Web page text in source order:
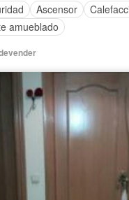
Ascensor
amueblado